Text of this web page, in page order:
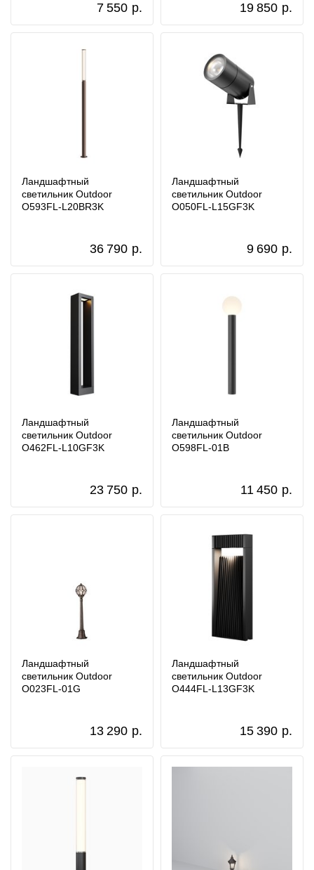
7 550 р. 19 850 р.
Ландшафтный
светильник Outdoor
O593FL-L20BR3K
36 790 р.
Ландшафтный
светильник Outdoor
O050FL-L15GF3K
9 690 р.
Ландшафтный
светильник Outdoor
O462FL-L10GF3K
23 750 р.
Ландшафтный
светильник Outdoor
O598FL-01B
11 450 р.
Ландшафтный
светильник Outdoor
O023FL-01G
13 290 р.
Ландшафтный
светильник Outdoor
O444FL-L13GF3K
15 390 р.